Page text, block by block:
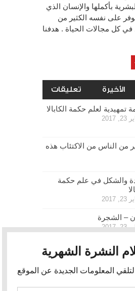
بأكملها والإنسان الذي
على نفسه الكثير من
في كل مجالات الحياة . هدفنا
الأخيرة تعليقات
تمهيدية لعلم حكمة الكابالا
2017
من الناس من الاكتئاب هذه
والشكل في علم حكمة
2017
– الشجرة
2017